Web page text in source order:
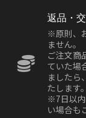
返品・
※原則、
ません。
ご注文商
ていた場
ましたら
たします。
※7日以
い場合も